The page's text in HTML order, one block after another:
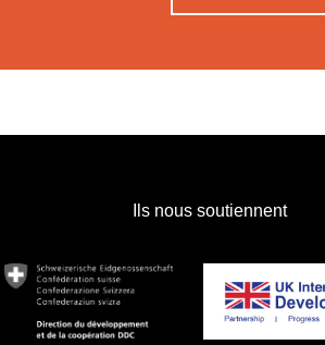
Ils nous soutiennent